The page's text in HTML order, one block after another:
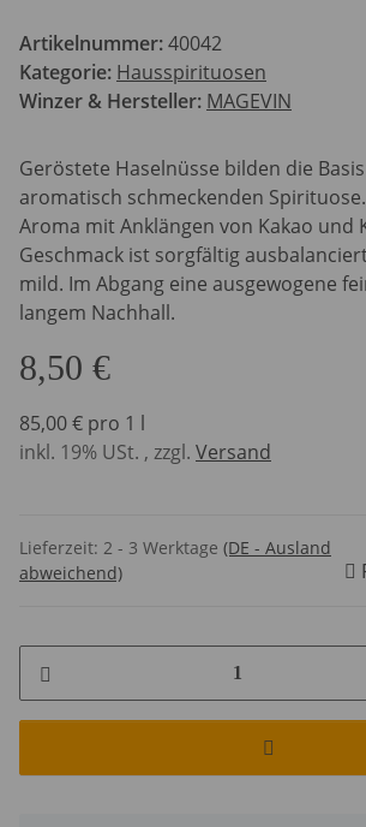
Artikelnummer:40042
Kategorie: Hausspirituosen
Winzer & Hersteller: MAGEVIN
Geröstete Haselnüsse bilden die
aromatisch schmeckenden
Aroma mit Anklängen von Kakao und
Geschmack ist sorgfältig
mild. Im Abgang eine ausgewogene
langem Nachhall.
8,50 €
85,00 € pro 1 l
inkl. 19% USt. , zzgl. Versand
Lieferzeit: 2 - 3 Werktage (DE - Ausland
abweichend)